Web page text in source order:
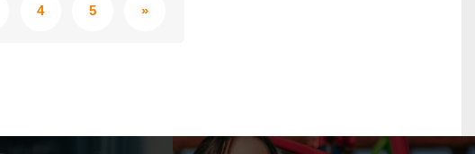
4 5 »